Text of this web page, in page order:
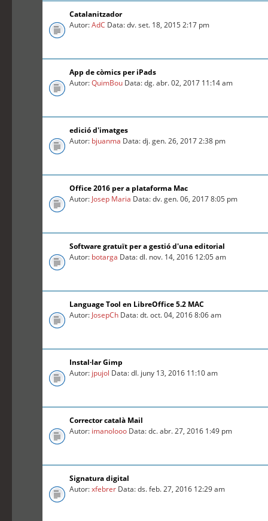
Catalanitzador
Autor:AdC Data: dv. set. 18, 2015 2:17 pm
App de còmics per iPads
Autor:QuimBou Data: dg. abr. 02, 2017 11:14 am
edició d'imatges
Autor: bjuanma Data: dj. gen. 26, 2017 2:38 pm
Office 2016 per a plataforma Mac
Autor: Josep Maria Data: dv. gen. 06, 2017 8:05 pm
Software gratuït per a gestió d'una editorial
Autor: botarga Data: dl. nov. 14, 2016 12:05 am
Language Tool en LibreOffice 5.2 MAC
Autor: JosepCh Data: dt. oct. 04, 2016 8:06 am
Instal·lar Gimp
Autor: jpujol Data: dl. juny 13, 2016 11:10 am
Corrector català Mail
Autor: imanolooo Data: dc. abr. 27, 2016 1:49 pm
Signatura digital
Autor:xfebrer Data: ds. feb. 27, 2016 12:29 am